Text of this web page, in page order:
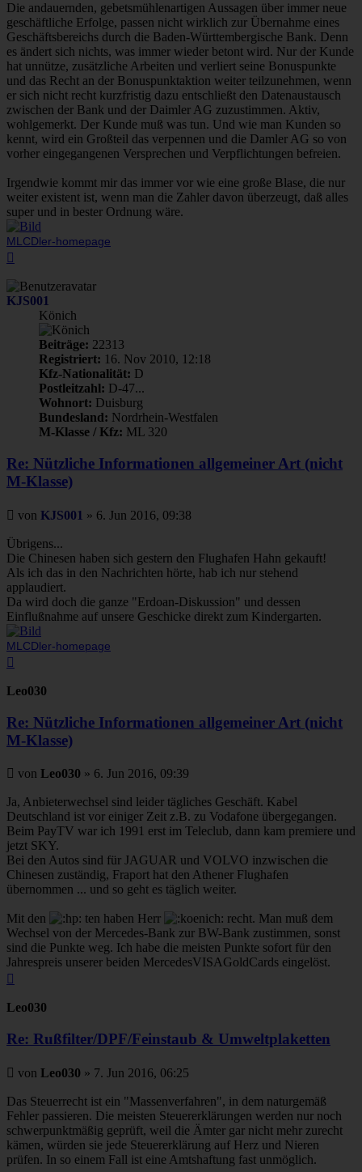
Die andauernden, gebetsmühlenartigen Aussagen über immer neue
geschäftliche Erfolge, passen nicht wirklich zur Übernahme eines
Geschäftsbereichs durch die Baden-Württembergische Bank. Denn
es ändert sich nichts, was immer wieder betont wird. Nur der Kunde
hat unnütze, zusätzliche Arbeiten und verliert seine Bonuspunkte
und das Recht an der Bonuspunktaktion weiter teilzunehmen, wenn
er sich nicht recht kurzfristig dazu entschließt den Datenaustausch
zwischen der Bank und der Daimler AG zuzustimmen. Aktiv,
wohlgemerkt. Der Kunde muß was tun. Und wie man Kunden so
kennt, wird ein Großteil das verpennen und die Damler AG so von
vorher eingegangenen Versprechen und Verpflichtungen befreien.
Irgendwie kommt mir das immer vor wie eine große Blase, die nur
weiter existent ist, wenn man die Zahler davon überzeugt, daß alles
super und in bester Ordnung wäre.
MLCDler-homepage
KJS001
Könich
Beiträge: 22313
Registriert: 16. Nov 2010, 12:18
Kfz-Nationalität: D
Postleitzahl: D-47...
Wohnort: Duisburg
Bundesland: Nordrhein-Westfalen
M-Klasse / Kfz: ML 320
Re: Nützliche Informationen allgemeiner Art (nicht
M-Klasse)
Beitrag
von KJS001 » 6. Jun 2016, 09:38
Übrigens...
Die Chinesen haben sich gestern den Flughafen Hahn gekauft!
Als ich das in den Nachrichten hörte, hab ich nur stehend
applaudiert.
Da wird doch die ganze "Erdoan-Diskussion" und dessen
Einflußnahme auf unsere Geschicke direkt zum Kindergarten.
MLCDler-homepage
Leo030
Re: Nützliche Informationen allgemeiner Art (nicht
M-Klasse)
Beitrag
von Leo030 » 6. Jun 2016, 09:39
Ja, Anbieterwechsel sind leider tägliches Geschäft. Kabel
Deutschland ist vor einiger Zeit z.B. zu Vodafone übergegangen.
Beim PayTV war ich 1991 erst im Teleclub, dann kam premiere und
jetzt SKY.
Bei den Autos sind für JAGUAR und VOLVO inzwischen die
Chinesen zuständig, Fraport hat den Athener Flughafen
übernommen ... und so geht es täglich weiter.
Mit den ten haben Herr
recht. Man muß dem
Wechsel von der Mercedes-Bank zur BW-Bank zustimmen, sonst
sind die Punkte weg. Ich habe die meisten Punkte sofort für den
Jahrespreis unserer beiden MercedesVISAGoldCards eingelöst.
Leo030
Re: Rußfilter/DPF/Feinstaub & Umweltplaketten
Beitrag
von Leo030 » 7. Jun 2016, 06:25
Das Steuerrecht ist ein "Massenverfahren", in dem naturgemäß
Fehler passieren. Die meisten Steuererklärungen werden nur noch
schwerpunktmäßig geprüft, weil die Ämter gar nicht mehr zurecht
kämen, würden sie jede Steuererklärung auf Herz und Nieren
prüfen. In so einem Fall ist eine Amtshaftung fast unmöglich.